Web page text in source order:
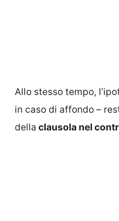
Allo stesso tempo,
in caso di affondo –
della clausola nel